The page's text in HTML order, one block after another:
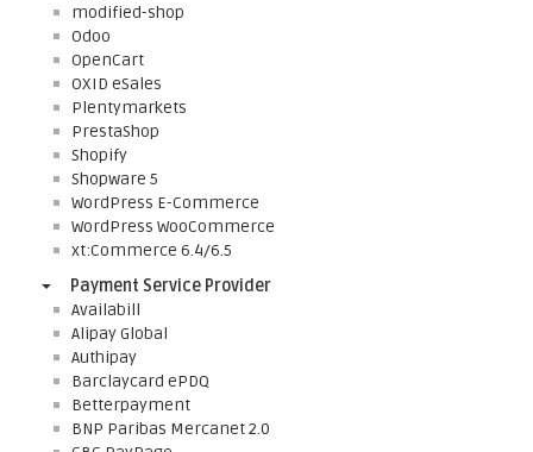
modified-shop
Odoo
OpenCart
OXID eSales
Plentymarkets
PrestaShop
Shopify
Shopware 5
WordPress E-Commerce
WordPress WooCommerce
xt:Commerce 6.4/6.5
Payment Service Provider
Availabill
Alipay Global
Authipay
Barclaycard ePDQ
Betterpayment
BNP Paribas Mercanet 2.0